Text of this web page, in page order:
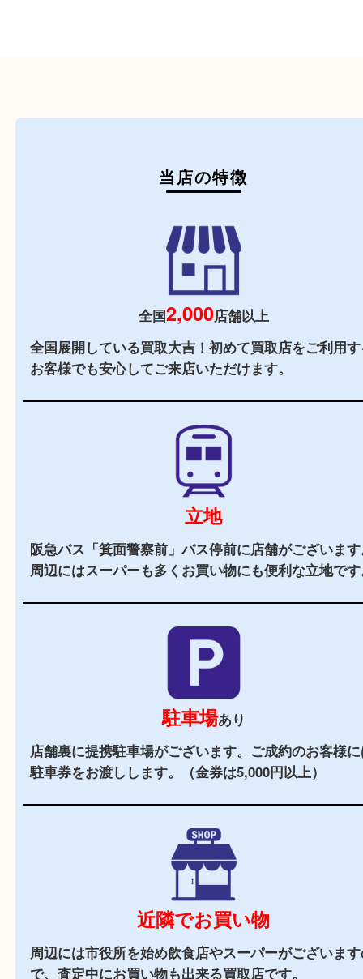
当店の特徴
全国2,000店舗以上
全国展開している買取大吉！初めて買取店をご
お客様でも安心してご来店いただけます。
立地
阪急バス「箕面警察前」バス停前に店舗がござい
周辺にはスーパーも多くお買い物にも便利な立地